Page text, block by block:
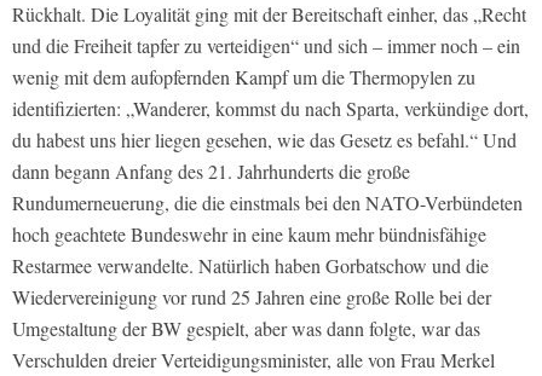
Rückhalt. Die Loyalität ging mit der Bereitschaft einher, das „Recht
und die Freiheit tapfer zu verteidigen“ und sich – immer noch – ein
wenig mit dem aufopfernden Kampf um die Thermopylen zu
identifizierten: „Wanderer, kommst du nach Sparta, verkündige dort,
du habest uns hier liegen gesehen, wie das Gesetz es befahl.“ Und
dann begann Anfang des 21. Jahrhunderts die große
Rundumerneuerung, die die einstmals bei den NATO-Verbündeten
hoch geachtete Bundeswehr in eine kaum mehr bündnisfähige
Restarmee verwandelte. Natürlich haben Gorbatschow und die
Wiedervereinigung vor rund 25 Jahren eine große Rolle bei der
Umgestaltung der BW gespielt, aber was dann folgte, war das
Verschulden dreier Verteidigungsminister, alle von Frau Merkel